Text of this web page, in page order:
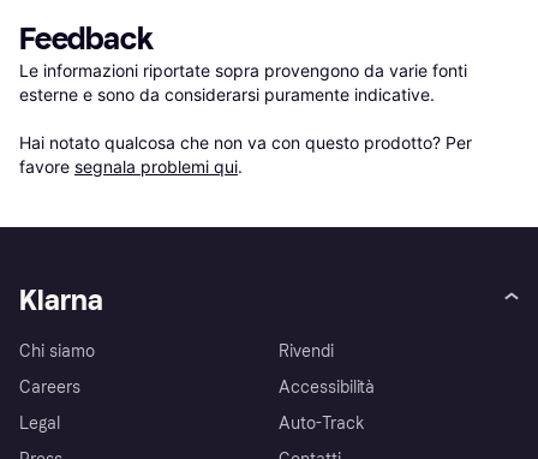
Feedback
Le informazioni riportate sopra provengono da varie fonti
esterne e sono da considerarsi puramente indicative.
Hai notato qualcosa che non va con questo prodotto? Per
favore segnala problemi qui.
Klarna
Chi siamo
Careers
Legal
Rivendi
Accessibilità
Auto-Track